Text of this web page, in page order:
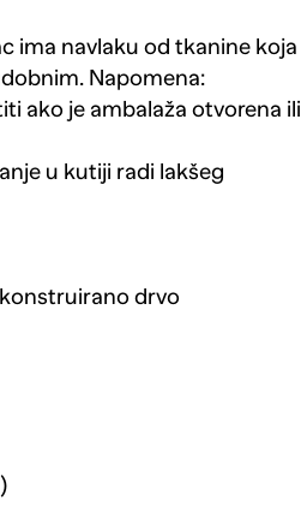
ima navlaku od tkanine koja
Napomena:
ako je ambalaža otvorena ili
u kutiji radi lakšeg
drvo